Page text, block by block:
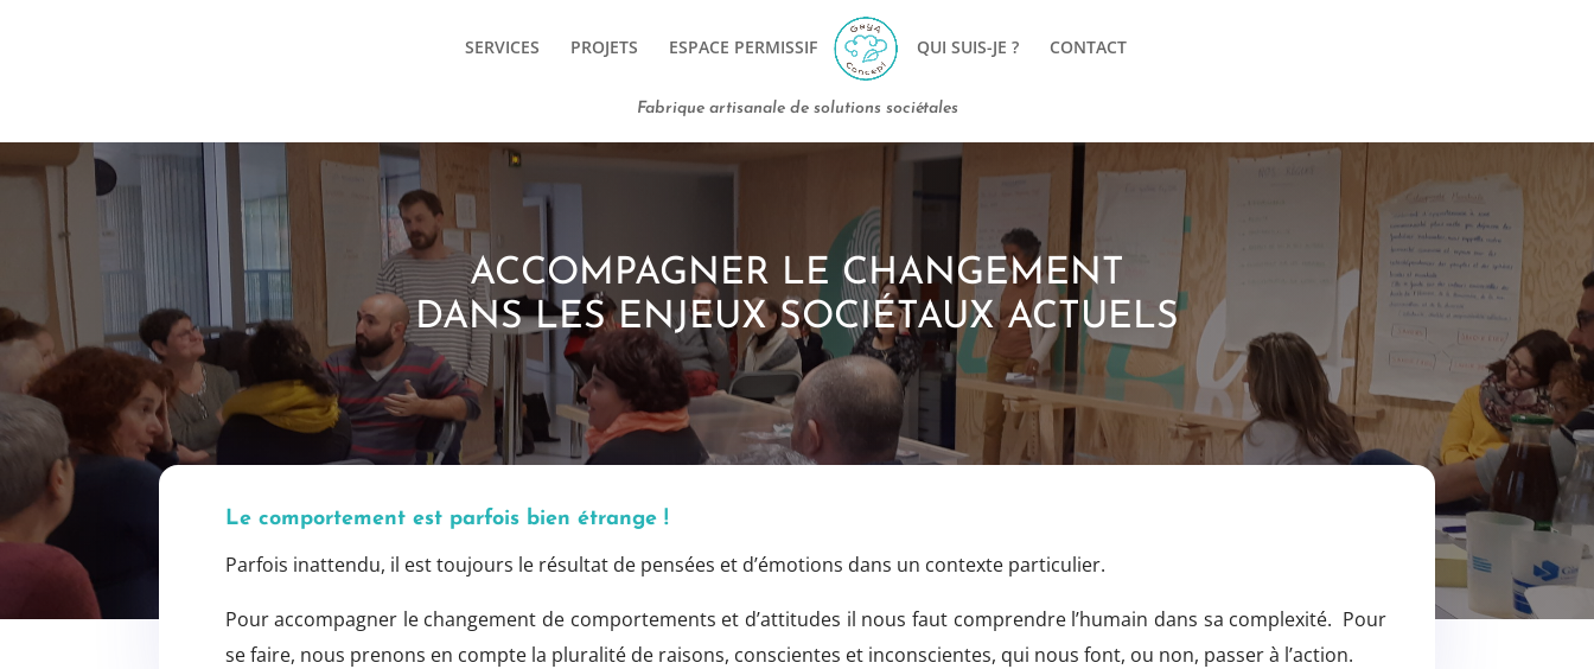
SERVICES PROJETS ESPACE PERMISSIF QUI SUIS-JE ? CONTACT
Fabrique artisanale de solutions sociétales
ACCOMPAGNER LE CHANGEMENT
DANS LES ENJEUX SOCIÉTAUX ACTUELS
Le comportement est parfois bien étrange !
Parfois inattendu, il est toujours le résultat de pensées et d’émotions dans un contexte particulier.
Pour accompagner le changement de comportements et d’attitudes il nous faut comprendre l’humain dans sa complexité. Pour
se faire, nous prenons en compte la pluralité de raisons, conscientes et inconscientes, qui nous font, ou non, passer à l’action.